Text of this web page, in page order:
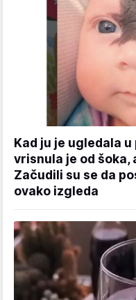
Kad ju je ugledala
vrisnula je od šoka,
Začudili su se da
ovako izgleda